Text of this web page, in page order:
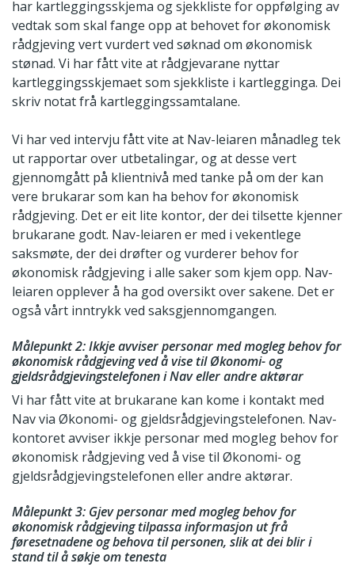
har kartleggingsskjema og sjekkliste for oppfølging av
vedtak som skal fange opp at behovet for økonomisk
rådgjeving vert vurdert ved søknad om økonomisk
stønad. Vi har fått vite at rådgjevarane nyttar
kartleggingsskjemaet som sjekkliste i kartlegginga. Dei
skriv notat frå kartleggingssamtalane.
Vi har ved intervju fått vite at Nav-leiaren månadleg tek
ut rapportar over utbetalingar, og at desse vert
gjennomgått på klientnivå med tanke på om der kan
vere brukarar som kan ha behov for økonomisk
rådgjeving. Det er eit lite kontor, der dei tilsette kjenner
brukarane godt. Nav-leiaren er med i vekentlege
saksmøte, der dei drøfter og vurderer behov for
økonomisk rådgjeving i alle saker som kjem opp. Nav-
leiaren opplever å ha god oversikt over sakene. Det er
også vårt inntrykk ved saksgjennomgangen.
Målepunkt 2: Ikkje avviser personar med mogleg behov for
økonomisk rådgjeving ved å vise til Økonomi- og
gjeldsrådgjevingstelefonen i Nav eller andre aktørar
Vi har fått vite at brukarane kan kome i kontakt med
Nav via Økonomi- og gjeldsrådgjevingstelefonen. Nav-
kontoret avviser ikkje personar med mogleg behov for
økonomisk rådgjeving ved å vise til Økonomi- og
gjeldsrådgjevingstelefonen eller andre aktørar.
Målepunkt 3: Gjev personar med mogleg behov for
økonomisk rådgjeving tilpassa informasjon ut frå
føresetnadene og behova til personen, slik at dei blir i
stand til å søkje om tenesta